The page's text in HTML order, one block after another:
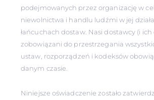
podejmowanych przez organizację w
niewolnictwa i handlu ludźmi w jej
łańcuchach dostaw. Nasi dostawcy (i ich
zobowiązani do przestrzegania
ustaw, rozporządzeń i kodeksów
danym czasie.
Niniejsze oświadczenie zostało